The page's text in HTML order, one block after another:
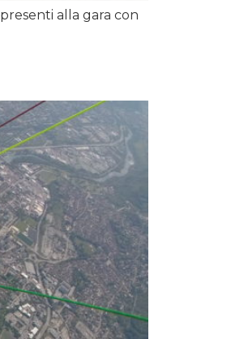
alla gara con